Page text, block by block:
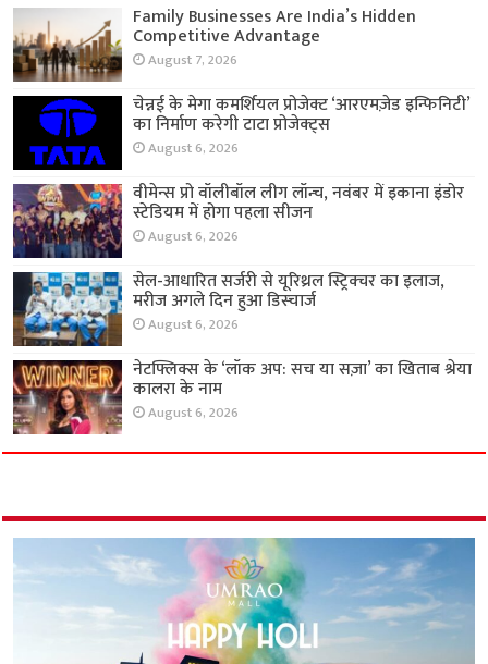
Family Businesses Are India’s Hidden
Competitive Advantage
August 7, 2026
चेन्नई के मेगा कमर्शियल प्रोजेक्ट ‘आरएमज़ेड इन्फिनिटी’
का निर्माण करेगी टाटा प्रोजेक्ट्स
August 6, 2026
वीमेन्स प्रो वॉलीबॉल लीग लॉन्च, नवंबर में इकाना इंडोर
स्टेडियम में होगा पहला सीजन
August 6, 2026
सेल-आधारित सर्जरी से यूरिथ्रल स्ट्रिक्चर का इलाज,
मरीज अगले दिन हुआ डिस्चार्ज
August 6, 2026
नेटफ्लिक्स के ‘लॉक अप: सच या सज़ा’ का खिताब श्रेया
कालरा के नाम
August 6, 2026